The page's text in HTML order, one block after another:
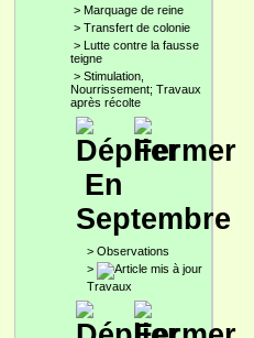
> Marquage de reine
> Transfert de colonie
> Lutte contre la fausse
teigne
> Stimulation,
Nourrissement; Travaux
après récolte
En
Septembre
> Observations
>
Travaux